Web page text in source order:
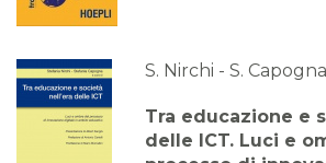
2023
Anno XV, Numero 3
S. Nirchi - S. Capogna
Tra educazione e
delle ICT. Luci e